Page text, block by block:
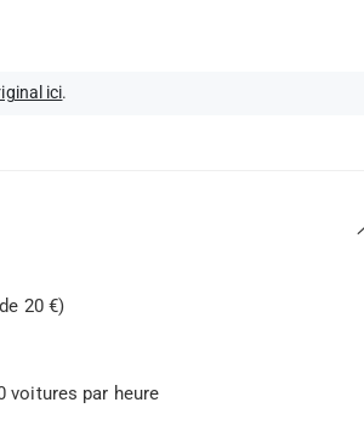
ici.
20 €)
voitures par heure